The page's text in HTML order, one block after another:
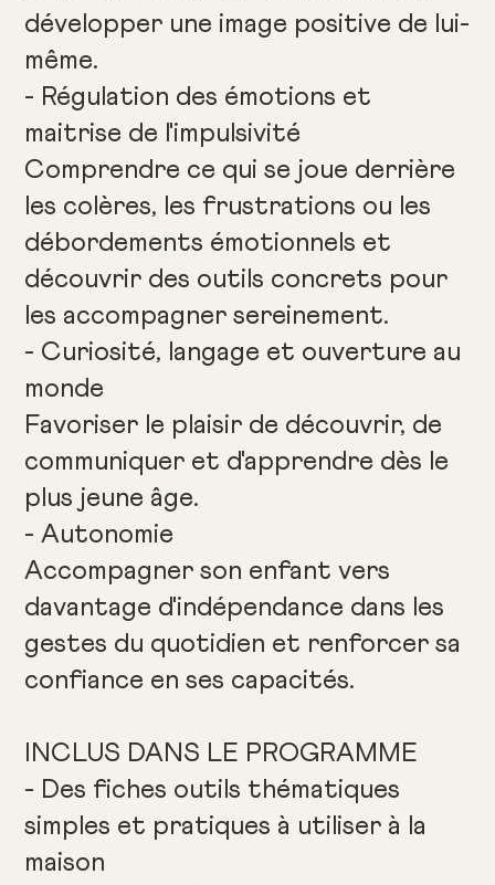
développer une image positive de lui-
même.
- Régulation des émotions et
maitrise de l'impulsivité
Comprendre ce qui se joue derrière
les colères, les frustrations ou les
débordements émotionnels et
découvrir des outils concrets pour
les accompagner sereinement.
- Curiosité, langage et ouverture au
monde
Favoriser le plaisir de découvrir, de
communiquer et d'apprendre dès le
plus jeune âge.
- Autonomie
Accompagner son enfant vers
davantage d'indépendance dans les
gestes du quotidien et renforcer sa
confiance en ses capacités.
INCLUS DANS LE PROGRAMME
- Des fiches outils thématiques
simples et pratiques à utiliser à la
maison